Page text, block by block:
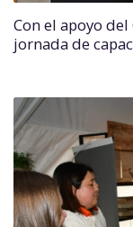
Con el apoyo
jornada de